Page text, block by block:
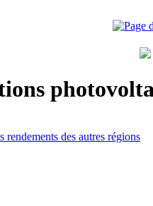
rendements des autres régions